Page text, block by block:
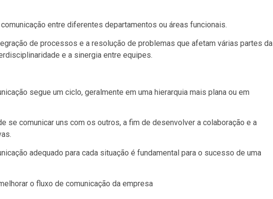
entre diferentes departamentos ou áreas funcionais.
de processos e a resolução de problemas que afetam várias partes da
e a sinergia entre equipes.
segue um ciclo, geralmente em uma hierarquia mais plana ou em
se comunicar uns com os outros, a fim de desenvolver a colaboração e a
adequado para cada situação é fundamental para o sucesso de uma